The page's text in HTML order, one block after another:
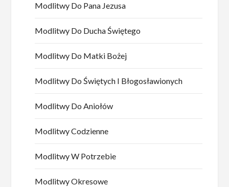
Modlitwy Do Pana Jezusa
Modlitwy Do Ducha Świętego
Modlitwy Do Matki Bożej
Modlitwy Do Świętych I Błogosławionych
Modlitwy Do Aniołów
Modlitwy Codzienne
Modlitwy W Potrzebie
Modlitwy Okresowe